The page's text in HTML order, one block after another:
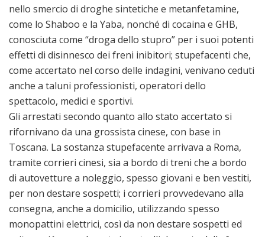
nello smercio di droghe sintetiche e metanfetamine,
come lo Shaboo e la Yaba, nonché di cocaina e GHB,
conosciuta come “droga dello stupro” per i suoi potenti
effetti di disinnesco dei freni inibitori; stupefacenti che,
come accertato nel corso delle indagini, venivano ceduti
anche a taluni professionisti, operatori dello
spettacolo, medici e sportivi.
Gli arrestati secondo quanto allo stato accertato si
rifornivano da una grossista cinese, con base in
Toscana. La sostanza stupefacente arrivava a Roma,
tramite corrieri cinesi, sia a bordo di treni che a bordo
di autovetture a noleggio, spesso giovani e ben vestiti,
per non destare sospetti; i corrieri provvedevano alla
consegna, anche a domicilio, utilizzando spesso
monopattini elettrici, così da non destare sospetti ed